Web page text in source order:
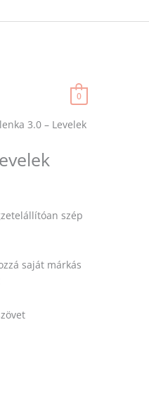
0
3.0 – Levelek
szép
saját márkás